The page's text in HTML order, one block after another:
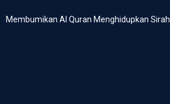
Membumikan Al Quran Menghidupkan Sirah